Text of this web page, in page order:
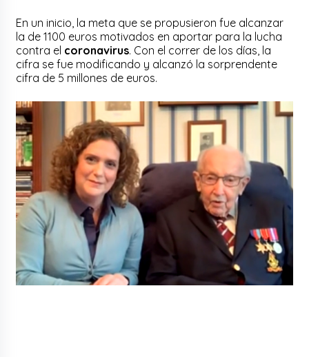
En un inicio, la meta que se propusieron fue alcanzar
la de 1100 euros motivados en aportar para la lucha
contra el coronavirus. Con el correr de los días, la
cifra se fue modificando y alcanzó la sorprendente
cifra de 5 millones de euros.